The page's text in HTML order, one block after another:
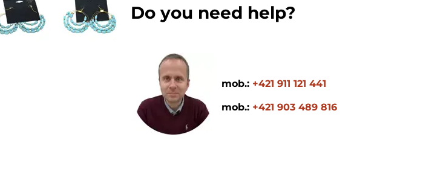
Do you need help?
mob.: +421 911 121 441
mob.: +421 903 489 816